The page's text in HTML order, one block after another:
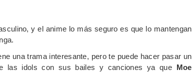
y el anime lo más seguro es que lo mantengan
una trama interesante, pero te puede hacer pasar un
las idols con sus bailes y canciones ya que Moe